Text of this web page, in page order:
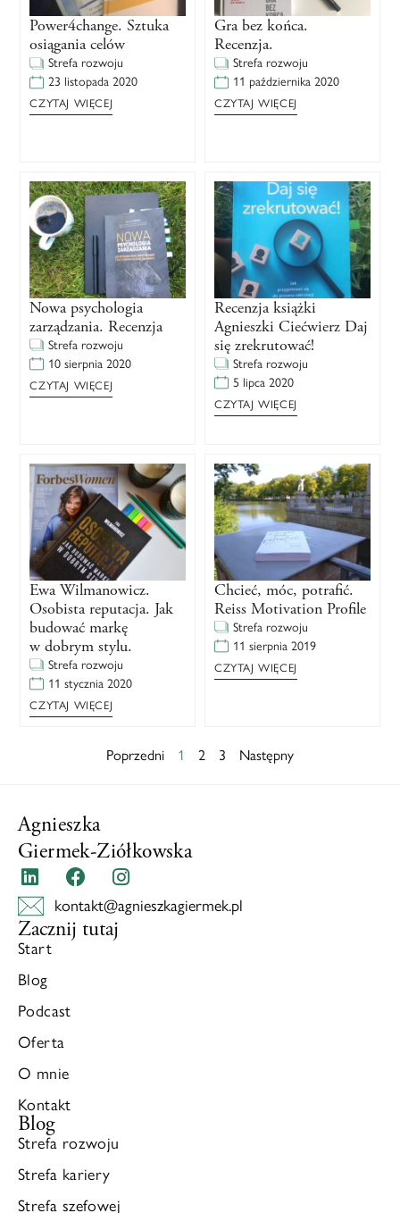
Power4change. Sztuka
osiągania celów
Strefa rozwoju
23 listopada 2020
CZYTAJ WIĘCEJ
Gra bez końca.
Recenzja.
Strefa rozwoju
11 października 2020
CZYTAJ WIĘCEJ
Nowa psychologia
zarządzania. Recenzja
Strefa rozwoju
10 sierpnia 2020
CZYTAJ WIĘCEJ
Recenzja książki
Agnieszki Ciećwierz Daj
się zrekrutować!
Strefa rozwoju
5 lipca 2020
CZYTAJ WIĘCEJ
Ewa Wilmanowicz.
Osobista reputacja. Jak
budować markę
w dobrym stylu.
Strefa rozwoju
11 stycznia 2020
CZYTAJ WIĘCEJ
Chcieć, móc, potrafić.
Reiss Motivation Profile
Strefa rozwoju
11 sierpnia 2019
CZYTAJ WIĘCEJ
Poprzedni 1 2 3 Następny
Agnieszka
Giermek-Ziółkowska
kontakt@agnieszkagiermek.pl
Zacznij tutaj
Start
Blog
Podcast
Oferta
O mnie
Kontakt
Blog
Strefa rozwoju
Strefa kariery
Strefa szefowej